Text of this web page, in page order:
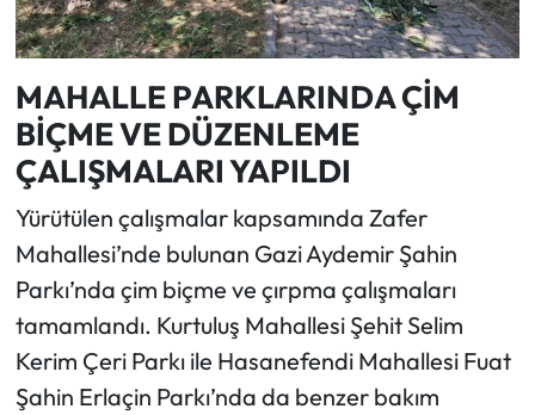
MAHALLE PARKLARINDA ÇİM
BİÇME VE DÜZENLEME
ÇALIŞMALARI YAPILDI
Yürütülen çalışmalar kapsamında Zafer
Mahallesi’nde bulunan Gazi Aydemir Şahin
Parkı’nda çim biçme ve çırpma çalışmaları
tamamlandı. Kurtuluş Mahallesi Şehit Selim
Kerim Çeri Parkı ile Hasanefendi Mahallesi Fuat
Şahin Erlaçin Parkı’nda da benzer bakım